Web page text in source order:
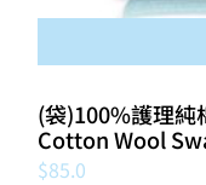
(袋)100%護理純
Cotton Wool
$85.0